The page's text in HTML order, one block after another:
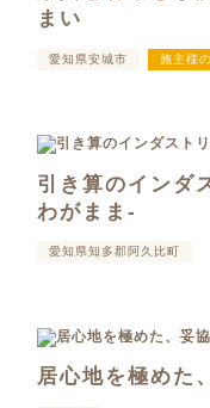
まい
愛知県安城市 施主様
引き算のインダ
わがまま-
愛知県知多郡阿久比町
居心地を極めた